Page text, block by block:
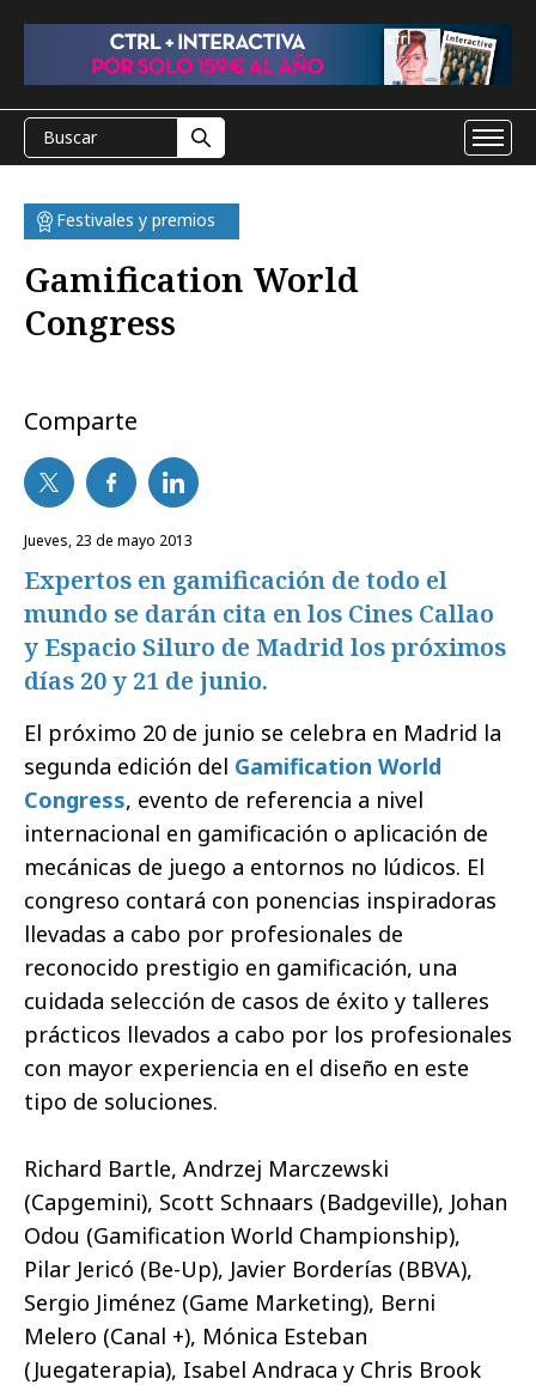
Festivales y premios
Gamification World
Congress
Comparte
jueves, 23 de mayo 2013
Expertos en gamificación de todo el
mundo se darán cita en los Cines Callao
y Espacio Siluro de Madrid los próximos
días 20 y 21 de junio.
El próximo 20 de junio se celebra en Madrid la
segunda edición del Gamification World
Congress, evento de referencia a nivel
internacional en gamificación o aplicación de
mecánicas de juego a entornos no lúdicos. El
congreso contará con ponencias inspiradoras
llevadas a cabo por profesionales de
reconocido prestigio en gamificación, una
cuidada selección de casos de éxito y talleres
prácticos llevados a cabo por los profesionales
con mayor experiencia en el diseño en este
tipo de soluciones.
Richard Bartle, Andrzej Marczewski
(Capgemini), Scott Schnaars (Badgeville), Johan
Odou (Gamification World Championship),
Pilar Jericó (Be-Up), Javier Borderías (BBVA),
Sergio Jiménez (Game Marketing), Berni
Melero (Canal +), Mónica Esteban
(Juegaterapia), Isabel Andraca y Chris Brook